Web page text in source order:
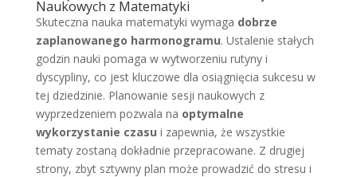
Naukowych z Matematyki
Skuteczna nauka matematyki wymaga dobrze
zaplanowanego harmonogramu. Ustalenie stałych
godzin nauki pomaga w wytworzeniu rutyny i
dyscypliny, co jest kluczowe dla osiągnięcia sukcesu w
tej dziedzinie. Planowanie sesji naukowych z
wyprzedzeniem pozwala na optymalne
wykorzystanie czasu i zapewnia, że wszystkie
tematy zostaną dokładnie przepracowane. Z drugiej
strony, zbyt sztywny plan może prowadzić do stresu i